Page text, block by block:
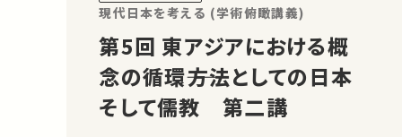
現代日本を考える (学術俯瞰講義)
第5回 東アジアにおける概
念の循環――方法としての日本
そして儒教 第二講